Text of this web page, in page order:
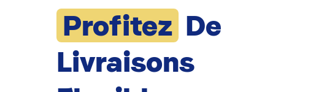
Profitez De
Livraisons